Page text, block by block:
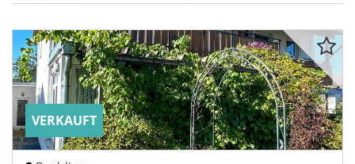
VERKAUFT